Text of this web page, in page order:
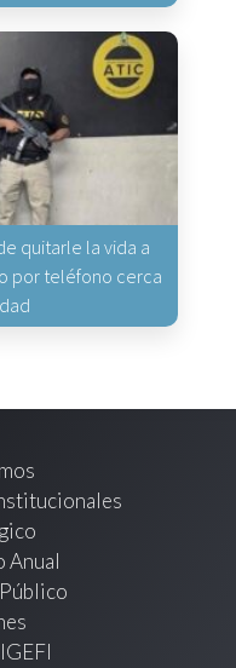
quitarle la vida a
por teléfono cerca
Anual